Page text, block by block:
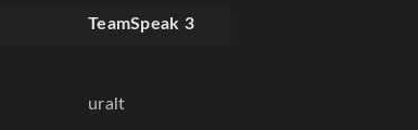
TeamSpeak 3
uralt